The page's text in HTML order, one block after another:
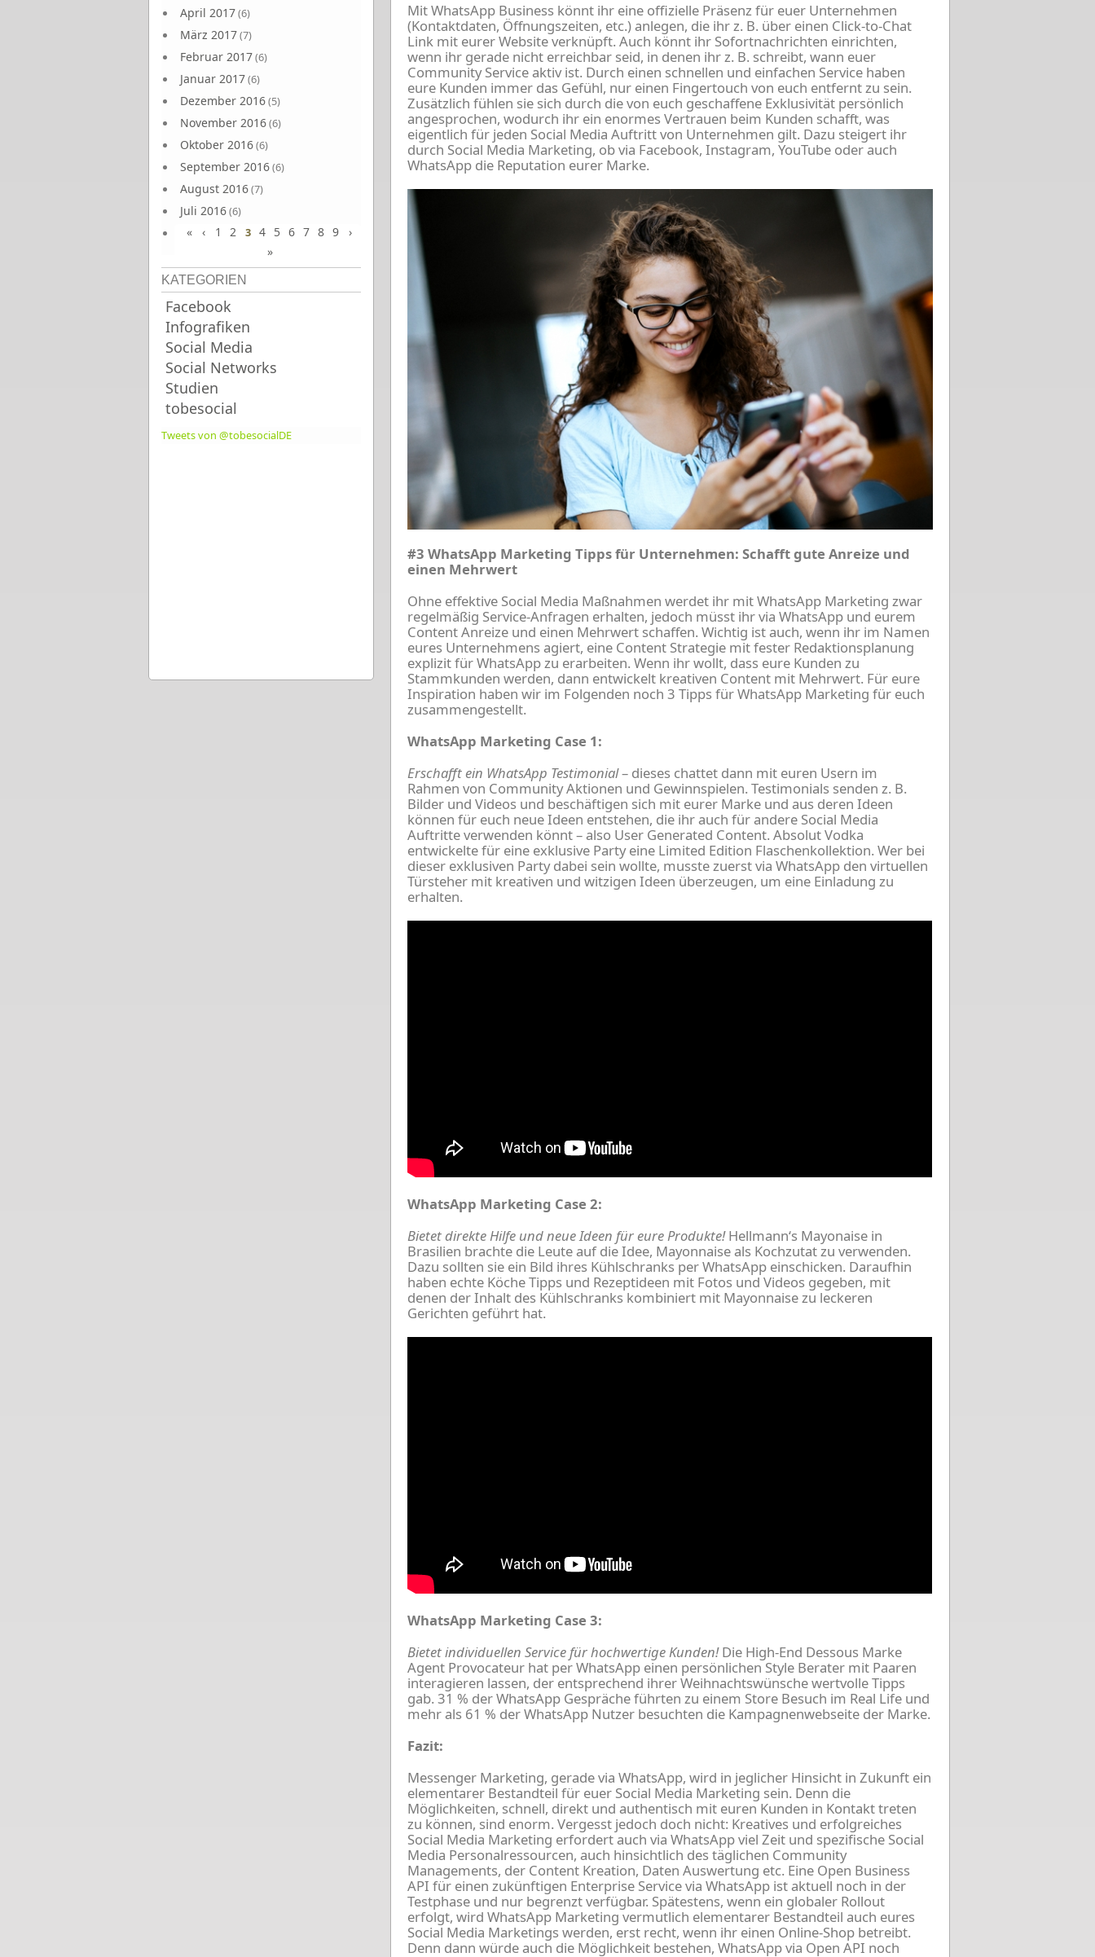
April 2017(6)
März 2017(7)
Februar 2017(6)
Januar 2017(6)
Dezember 2016(5)
November 2016(6)
Oktober 2016(6)
September 2016(6)
August 2016(7)
Juli 2016(6)
Juni 2016(7)
« ‹ 1 2 3 4 5 6 7 8 9
›
»
KATEGORIEN
Facebook
Infografiken
Social Media
Social Networks
Studien
tobesocial
Tweets von @tobesocialDE
Mit WhatsApp Business könnt ihr eine offizielle Präsenz für euer Unternehmen
(Kontaktdaten, Öffnungszeiten, etc.) anlegen, die ihr z. B. über einen Click-to-Chat
Link mit eurer Website verknüpft. Auch könnt ihr Sofortnachrichten einrichten,
wenn ihr gerade nicht erreichbar seid, in denen ihr z. B. schreibt, wann euer
Community Service aktiv ist. Durch einen schnellen und einfachen Service haben
eure Kunden immer das Gefühl, nur einen Fingertouch von euch entfernt zu sein.
Zusätzlich fühlen sie sich durch die von euch geschaffene Exklusivität persönlich
angesprochen, wodurch ihr ein enormes Vertrauen beim Kunden schafft, was
eigentlich für jeden Social Media Auftritt von Unternehmen gilt. Dazu steigert ihr
durch Social Media Marketing, ob via Facebook, Instagram, YouTube oder auch
WhatsApp die Reputation eurer Marke.
#3 WhatsApp Marketing Tipps für Unternehmen: Schafft gute Anreize und
einen Mehrwert
Ohne effektive Social Media Maßnahmen werdet ihr mit WhatsApp Marketing zwar
regelmäßig Service-Anfragen erhalten, jedoch müsst ihr via WhatsApp und eurem
Content Anreize und einen Mehrwert schaffen. Wichtig ist auch, wenn ihr im Namen
eures Unternehmens agiert, eine Content Strategie mit fester Redaktionsplanung
explizit für WhatsApp zu erarbeiten. Wenn ihr wollt, dass eure Kunden zu
Stammkunden werden, dann entwickelt kreativen Content mit Mehrwert. Für eure
Inspiration haben wir im Folgenden noch 3 Tipps für WhatsApp Marketing für euch
zusammengestellt.
WhatsApp Marketing Case 1:
Erschafft ein WhatsApp Testimonial– dieses chattet dann mit euren Usern im
Rahmen von Community Aktionen und Gewinnspielen. Testimonials senden z. B.
Bilder und Videos und beschäftigen sich mit eurer Marke und aus deren Ideen
können für euch neue Ideen entstehen, die ihr auch für andere Social Media
Auftritte verwenden könnt – also User Generated Content. Absolut Vodka
entwickelte für eine exklusive Party eine Limited Edition Flaschenkollektion. Wer bei
dieser exklusiven Party dabei sein wollte, musste zuerst via WhatsApp den virtuellen
Türsteher mit kreativen und witzigen Ideen überzeugen, um eine Einladung zu
erhalten.
WhatsApp Marketing Case 2:
Bietet direkte Hilfe und neue Ideen für eure Produkte!Hellmann‘s Mayonaise in
Brasilien brachte die Leute auf die Idee, Mayonnaise als Kochzutat zu verwenden.
Dazu sollten sie ein Bild ihres Kühlschranks per WhatsApp einschicken. Daraufhin
haben echte Köche Tipps und Rezeptideen mit Fotos und Videos gegeben, mit
denen der Inhalt des Kühlschranks kombiniert mit Mayonnaise zu leckeren
Gerichten geführt hat.
WhatsApp Marketing Case 3:
Bietet individuellen Service für hochwertige Kunden!Die High-End Dessous Marke
Agent Provocateur hat per WhatsApp einen persönlichen Style Berater mit Paaren
interagieren lassen, der entsprechend ihrer Weihnachtswünsche wertvolle Tipps
gab. 31 % der WhatsApp Gespräche führten zu einem Store Besuch im Real Life und
mehr als 61 % der WhatsApp Nutzer besuchten die Kampagnenwebseite der Marke.
Fazit:
Messenger Marketing, gerade via WhatsApp, wird in jeglicher Hinsicht in Zukunft ein
elementarer Bestandteil für euer Social Media Marketing sein. Denn die
Möglichkeiten, schnell, direkt und authentisch mit euren Kunden in Kontakt treten
zu können, sind enorm. Vergesst jedoch doch nicht: Kreatives und erfolgreiches
Social Media Marketing erfordert auch via WhatsApp viel Zeit und spezifische Social
Media Personalressourcen, auch hinsichtlich des täglichen Community
Managements, der Content Kreation, Daten Auswertung etc. Eine Open Business
API für einen zukünftigen Enterprise Service via WhatsApp ist aktuell noch in der
Testphase und nur begrenzt verfügbar. Spätestens, wenn ein globaler Rollout
erfolgt, wird WhatsApp Marketing vermutlich elementarer Bestandteil auch eures
Social Media Marketings werden, erst recht, wenn ihr einen Online-Shop betreibt.
Denn dann würde auch die Möglichkeit bestehen, WhatsApp via Open API noch